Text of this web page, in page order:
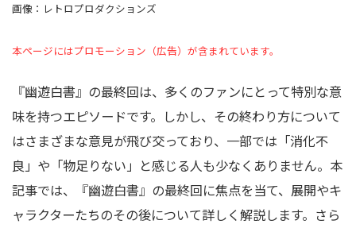
画像：レトロプロダクションズ
本ページにはプロモーション（広告）が含まれています。
『幽遊白書』の最終回は、多くのファンにとって特別な意
味を持つエピソードです。しかし、その終わり方について
はさまざまな意見が飛び交っており、一部では「消化不
良」や「物足りない」と感じる人も少なくありません。本
記事では、『幽遊白書』の最終回に焦点を当て、展開やキ
ャラクターたちのその後について詳しく解説します。さら